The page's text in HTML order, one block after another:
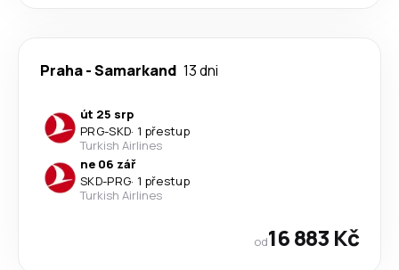
Praha-Samarkand 13 dni
út 25 srp
PRG-SKD· 1 přestup
Turkish Airlines
ne 06 zář
SKD-PRG· 1 přestup
Turkish Airlines
od16 883 Kč